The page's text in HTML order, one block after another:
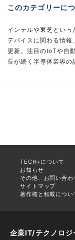
このカテゴリーに
インテルや東芝とい
デバイスに関わる情報
更新。注目のIoTや自
長が続く半導体業界の
TECH+について
お知らせ
その他、お問い合わ
サイトマップ
著作権と転載につい
企業IT/テクノロ